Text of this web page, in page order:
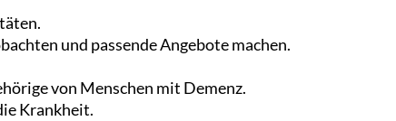
und passende Angebote machen.
von Menschen mit Demenz.
Krankheit.